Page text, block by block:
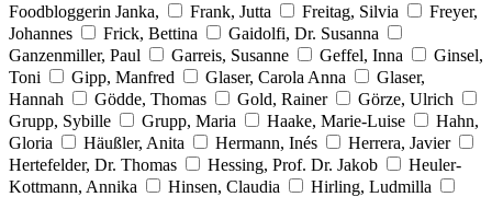
Foodbloggerin Janka,
Frank, Jutta Freitag, Silvia
Freyer,
Johannes
Frick, Bettina
Gaidolfi, Dr. Susanna
Ganzenmiller, Paul
Garreis, Susanne Geffel, Inna
Ginsel,
Toni
Gipp, Manfred Glaser, Carola Anna
Glaser,
Hannah
Gödde, Thomas Gold, Rainer
Görze, Ulrich
Grupp, Sybille
Grupp, Maria Haake, Marie-Luise
Hahn,
Gloria
Häußler, Anita Hermann, Inés
Herrera, Javier
Hertefelder, Dr. Thomas
Hessing, Prof. Dr. Jakob
Heuler-
Kottmann, Annika
Hinsen, Claudia
Hirling, Ludmilla